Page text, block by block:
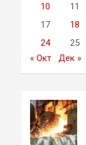
10
11
17
18
24
25
« Окт
Дек »